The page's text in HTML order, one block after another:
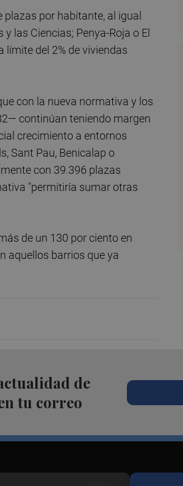
por habitante, al igual
las Ciencias; Penya-Roja o El
límite del 2% de viviendas
con la nueva normativa y los
continúan teniendo margen
crecimiento a entornos
Sant Pau, Benicalap o
con 39.396 plazas
"permitiría sumar otras
de un 130 por ciento en
aquellos barrios que ya
de
tu correo